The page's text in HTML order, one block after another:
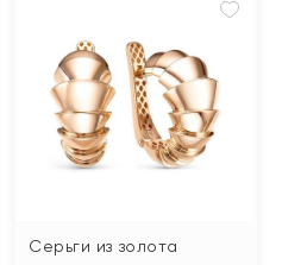
Серьги из золота